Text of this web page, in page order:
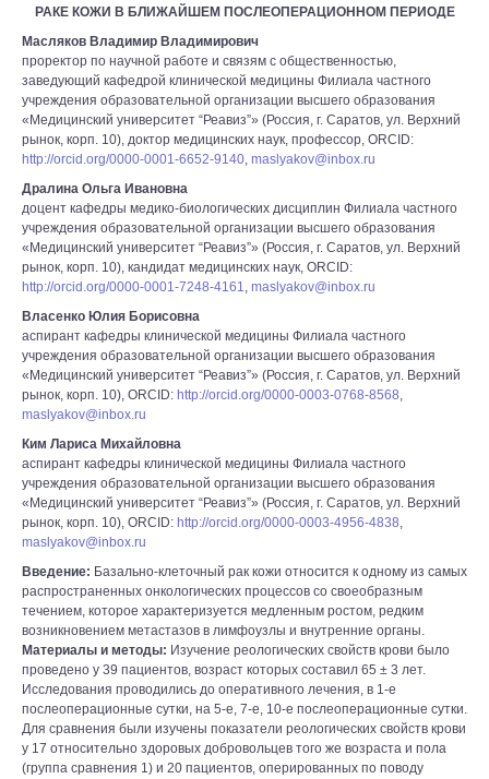
РАКЕ КОЖИ В БЛИЖАЙШЕМ ПОСЛЕОПЕРАЦИОННОМ ПЕРИОДЕ
Масляков Владимир Владимирович
проректор по научной работе и связям с общественностью,
заведующий кафедрой клинической медицины Филиала частного
учреждения образовательной организации высшего образования
«Медицинский университет “Реавиз”» (Россия, г. Саратов, ул. Верхний
рынок, корп. 10), доктор медицинских наук, профессор, ORCID:
http://orcid.org/0000-0001-6652-9140, maslyakov@inbox.ru
Дралина Ольга Ивановна
доцент кафедры медико-биологических дисциплин Филиала частного
учреждения образовательной организации высшего образования
«Медицинский университет “Реавиз”» (Россия, г. Саратов, ул. Верхний
рынок, корп. 10), кандидат медицинских наук, ORCID:
http://orcid.org/0000-0001-7248-4161, maslyakov@inbox.ru
Власенко Юлия Борисовна
аспирант кафедры клинической медицины Филиала частного
учреждения образовательной организации высшего образования
«Медицинский университет “Реавиз”» (Россия, г. Саратов, ул. Верхний
рынок, корп. 10), ORCID: http://orcid.org/0000-0003-0768-8568,
maslyakov@inbox.ru
Ким Лариса Михайловна
аспирант кафедры клинической медицины Филиала частного
учреждения образовательной организации высшего образования
«Медицинский университет “Реавиз”» (Россия, г. Саратов, ул. Верхний
рынок, корп. 10), ORCID: http://orcid.org/0000-0003-4956-4838,
maslyakov@inbox.ru
Введение: Базально-клеточный рак кожи относится к одному из самых
распространенных онкологических процессов со своеобразным
течением, которое характеризуется медленным ростом, редким
возникновением метастазов в лимфоузлы и внутренние органы.
Материалы и методы: Изучение реологических свойств крови было
проведено у 39 пациентов, возраст которых составил 65 ± 3 лет.
Исследования проводились до оперативного лечения, в 1-е
послеоперационные сутки, на 5-е, 7-е, 10-е послеоперационные сутки.
Для сравнения были изучены показатели реологических свойств крови
у 17 относительно здоровых добровольцев того же возраста и пола
(группа сравнения 1) и 20 пациентов, оперированных по поводу